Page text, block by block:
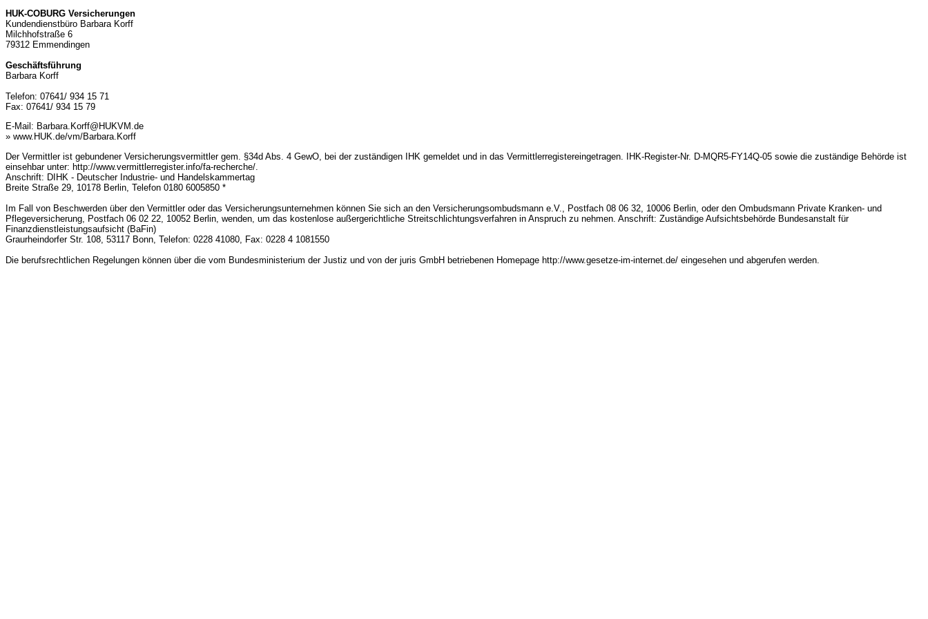
HUK-COBURG Versicherungen
Kundendienstbüro Barbara Korff
Milchhofstraße 6
79312 Emmendingen
Geschäftsführung
Barbara Korff
Telefon: 07641/ 934 15 71
Fax: 07641/ 934 15 79
E-Mail: Barbara.Korff@HUKVM.de
» www.HUK.de/vm/Barbara.Korff
Der Vermittler ist gebundener Versicherungsvermittler gem. §34d Abs. 4 GewO, bei der zuständigen IHK gemeldet und in das Vermittlerregistereingetragen. IHK-Register-Nr. D-MQR5-FY14Q-05 sowie die zuständige Behörde ist
einsehbar unter: http://www.vermittlerregister.info/fa-recherche/.
Anschrift: DIHK - Deutscher Industrie- und Handelskammertag
Breite Straße 29, 10178 Berlin, Telefon 0180 6005850 *
Im Fall von Beschwerden über den Vermittler oder das Versicherungsunternehmen können Sie sich an den Versicherungsombudsmann e.V., Postfach 08 06 32, 10006 Berlin, oder den Ombudsmann Private Kranken- und
Pflegeversicherung, Postfach 06 02 22, 10052 Berlin, wenden, um das kostenlose außergerichtliche Streitschlichtungsverfahren in Anspruch zu nehmen. Anschrift: Zuständige Aufsichtsbehörde Bundesanstalt für
Finanzdienstleistungsaufsicht (BaFin)
Graurheindorfer Str. 108, 53117 Bonn, Telefon: 0228 41080, Fax: 0228 4 1081550
Die berufsrechtlichen Regelungen können über die vom Bundesministerium der Justiz und von der juris GmbH betriebenen Homepage http://www.gesetze-im-internet.de/ eingesehen und abgerufen werden.